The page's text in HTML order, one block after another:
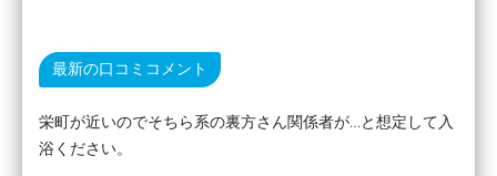
最新の口コミコメント
栄町が近いのでそちら系の裏方さん関係者が…と想定して入
浴ください。